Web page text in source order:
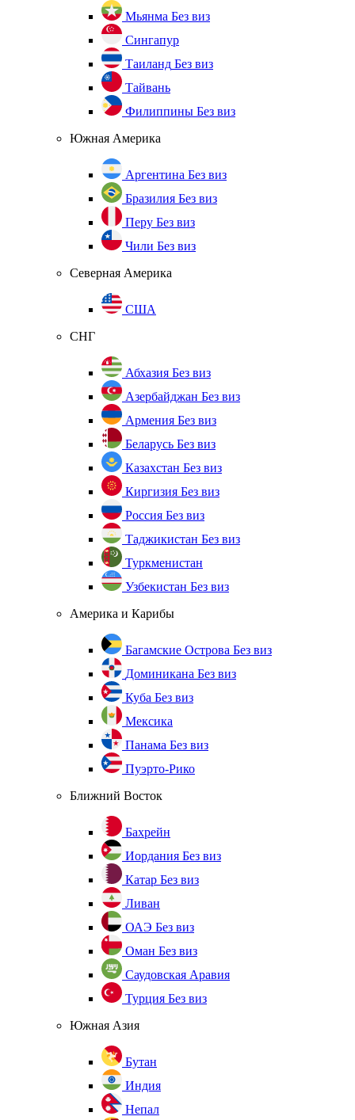
Мьянма Без виз
Сингапур
Таиланд Без виз
Тайвань
Филиппины Без виз
Южная Америка
Аргентина Без виз
Бразилия Без виз
Перу Без виз
Чили Без виз
Северная Америка
США
СНГ
Абхазия Без виз
Азербайджан Без виз
Армения Без виз
Беларусь Без виз
Казахстан Без виз
Киргизия Без виз
Россия Без виз
Таджикистан Без виз
Туркменистан
Узбекистан Без виз
Америка и Карибы
Багамские Острова Без виз
Доминикана Без виз
Куба Без виз
Мексика
Панама Без виз
Пуэрто-Рико
Ближний Восток
Бахрейн
Иордания Без виз
Катар Без виз
Ливан
ОАЭ Без виз
Оман Без виз
Саудовская Аравия
Турция Без виз
Южная Азия
Бутан
Индия
Непал